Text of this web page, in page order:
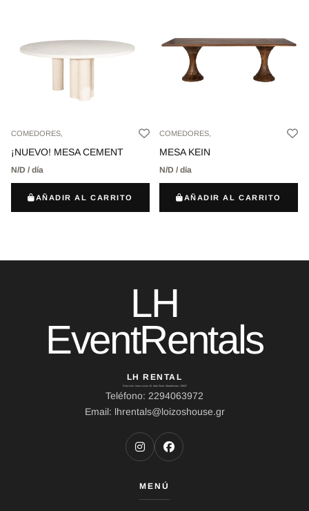
COMEDORES,
¡NUEVO! MESA CEMENT
N/D / día
AÑADIR AL CARRITO
COMEDORES,
MESA KEIN
N/D / día
AÑADIR AL CARRITO
LH
EventRentals
LH RENTAL
Dirección: Ierou Loxou 10, Kato Souli, Marathonas, 19007
Teléfono: 2294063972
Email: lhrentals@loizoshouse.gr
MENÚ